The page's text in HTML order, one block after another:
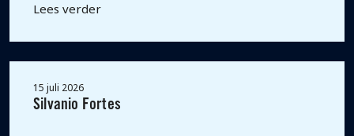
Lees verder
15 juli 2026
Silvanio Fortes